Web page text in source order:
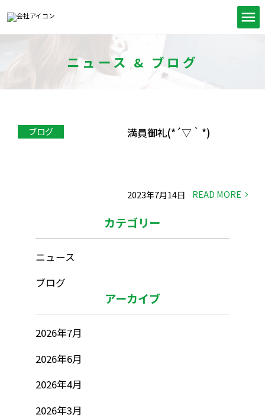
ニュース & ブログ
ブログ
2023年7月14日
満員御礼(*´▽｀*)
カテゴリー
ニュース
ブログ
アーカイブ
2026年7月
2026年6月
2026年4月
2026年3月